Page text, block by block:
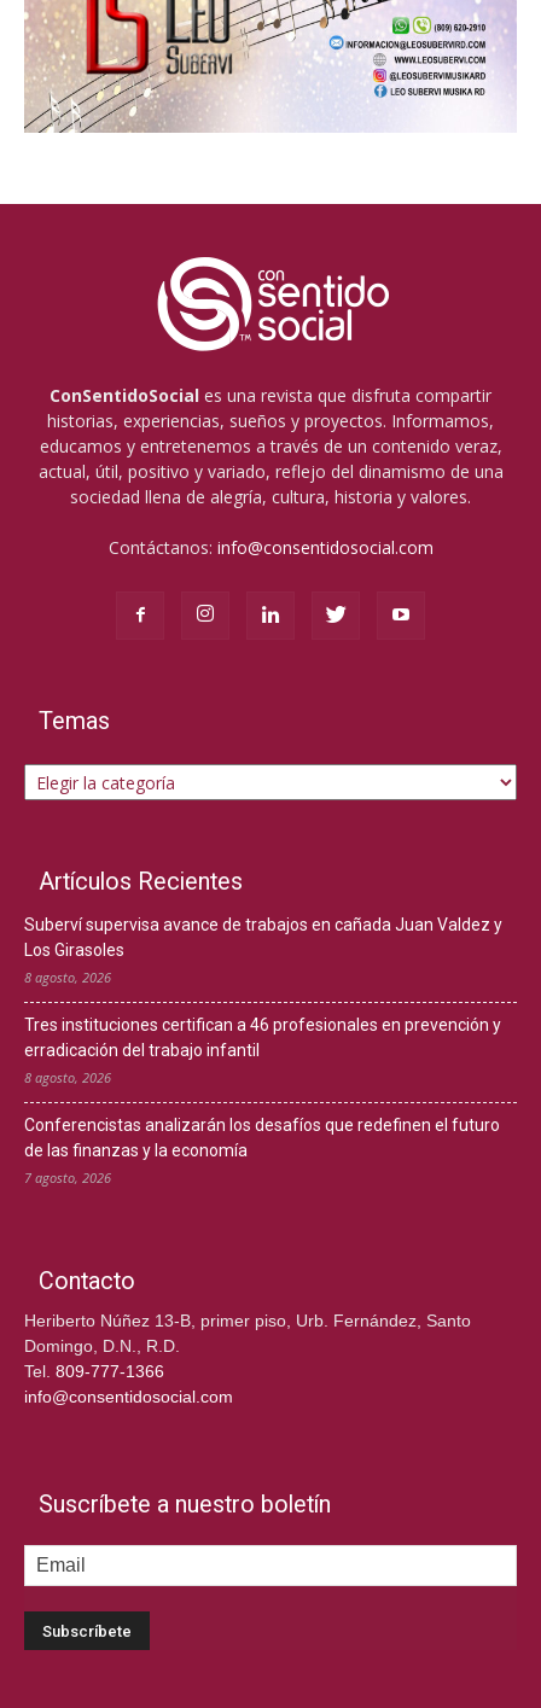
ConSentidoSocial es una revista que disfruta compartir
historias, experiencias, sueños y proyectos. Informamos,
educamos y entretenemos a través de un contenido veraz,
actual, útil, positivo y variado, reflejo del dinamismo de una
sociedad llena de alegría, cultura, historia y valores.
Contáctanos: info@consentidosocial.com
Temas
Temas
Artículos Recientes
Suberví supervisa avance de trabajos en cañada Juan Valdez y
Los Girasoles
8 agosto, 2026
Tres instituciones certifican a 46 profesionales en prevención y
erradicación del trabajo infantil
8 agosto, 2026
Conferencistas analizarán los desafíos que redefinen el futuro
de las finanzas y la economía
7 agosto, 2026
Contacto
Heriberto Núñez 13-B, primer piso, Urb. Fernández, Santo
Domingo, D.N., R.D.
Tel. 809-777-1366
info@consentidosocial.com
Suscríbete a nuestro boletín